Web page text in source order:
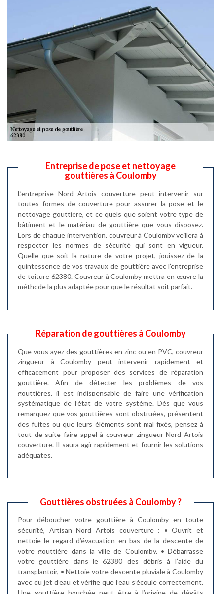
Entreprise de pose et nettoyage
gouttières à Coulomby
L’entreprise Nord Artois couverture peut intervenir sur
toutes formes de couverture pour assurer la pose et le
nettoyage gouttière, et ce quels que soient votre type de
bâtiment et le matériau de gouttière que vous disposez.
Lors de chaque intervention, couvreur à Coulomby veillera à
respecter les normes de sécurité qui sont en vigueur.
Quelle que soit la nature de votre projet, jouissez de la
quintessence de vos travaux de gouttière avec l’entreprise
de toiture 62380. Couvreur à Coulomby mettra en œuvre la
méthode la plus adaptée pour que le résultat soit parfait.
Réparation de gouttières à Coulomby
Que vous ayez des gouttières en zinc ou en PVC, couvreur
zingueur à Coulomby peut intervenir rapidement et
efficacement pour proposer des services de réparation
gouttière. Afin de détecter les problèmes de vos
gouttières, il est indispensable de faire une vérification
systématique de l’état de votre système. Dès que vous
remarquez que vos gouttières sont obstruées, présentent
des fuites ou que leurs éléments sont mal fixés, pensez à
tout de suite faire appel à couvreur zingueur Nord Artois
couverture. Il saura agir rapidement et fournir les solutions
adéquates.
Gouttières obstruées à Coulomby ?
Pour déboucher votre gouttière à Coulomby en toute
sécurité, Artisan Nord Artois couverture : • Ouvrit et
nettoie le regard d’évacuation en bas de la descente de
votre gouttière dans la ville de Coulomby, • Débarrasse
votre gouttière dans le 62380 des débris à l’aide du
transplantoir, • Nettoie votre descente pluviale à Coulomby
avec du jet d’eau et vérifie que l’eau s’écoule correctement.
Une gouttière bouchée peut être à l’origine de dégâts